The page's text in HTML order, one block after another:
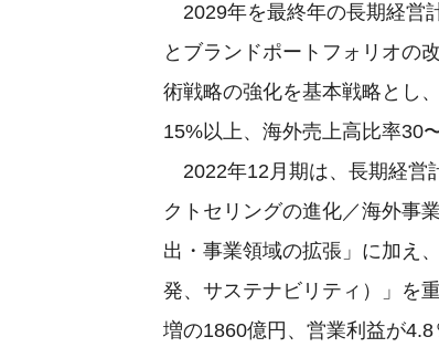
2029年を最終年の長期経営
とブランドポートフォリオの
術戦略の強化を基本戦略とし
15%以上、海外売上高比率30
2022年12月期は、長期経営
クトセリングの進化／海外事
出・事業領域の拡張」に加え
発、サステナビリティ）」を
増の1860億円、営業利益が